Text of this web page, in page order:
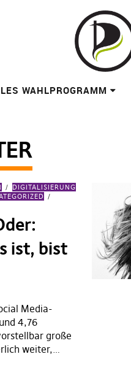
WAHLPROGRAMM
DIGITALISIERUNG
ist, bist
Media-
4,76
große
weiter,…